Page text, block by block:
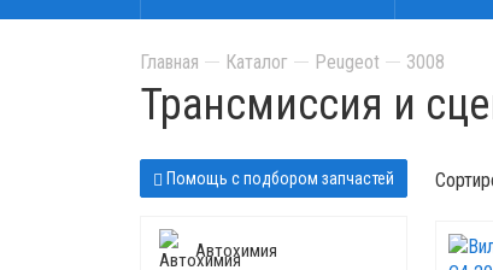
Главная Каталог Peugeot 3008
Трансмиссия и
Помощь с подбором запчастей
Автохимия